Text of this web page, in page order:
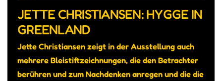
JETTE CHRISTIANSEN: HYGGE IN
GREENLAND
Jette Christiansen zeigt in der Ausstellung auch
mehrere Bleistiftzeichnungen, die den Betrachter
berühren und zum Nachdenken anregen und die die